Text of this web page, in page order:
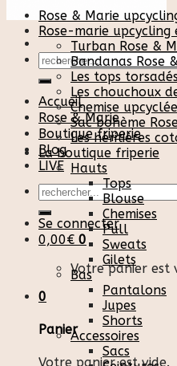
Recherche
pour :
Accueil
Rose & Marie
Boutique friperie
Blog
LIVE
Recherche
pour :
Se connecter
0,00€ 0
Votre panier est
0
Panier
Votre panier est vide.
Rose & Marie
Rose-marie upcycling
Turban Rose &
Bandanas Rose
Les tops
Les chouchoux
Chemise
Sac bohème
Les héritières
La boutique friperie
Hauts
Tops
Blouse
Chemises
Pull
Sweats
Gilets
Bas
Pantalons
Jupes
Shorts
Accessoires
Sacs